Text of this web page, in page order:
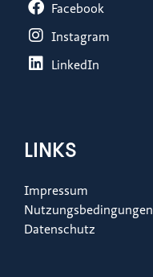
Facebook
Instagram
LinkedIn
LINKS
Impressum
Nutzungsbedingungen
Datenschutz